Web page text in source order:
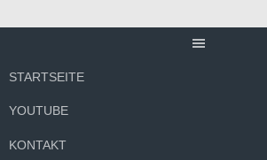
STARTSEITE
YOUTUBE
KONTAKT